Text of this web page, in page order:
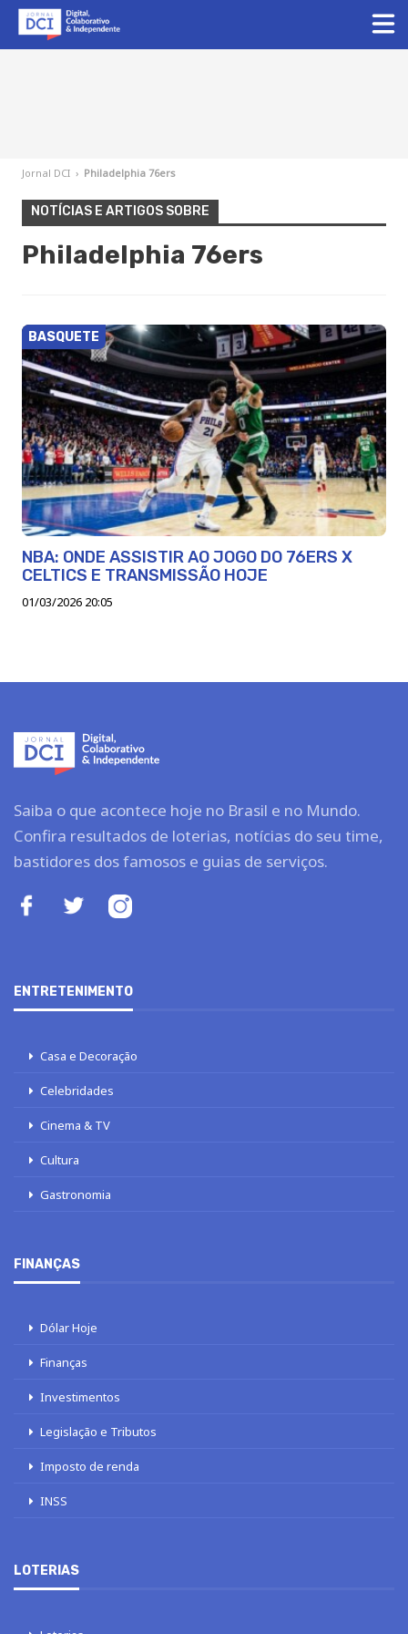
Jornal DCI › Philadelphia 76ers
NOTÍCIAS E ARTIGOS SOBRE
Philadelphia 76ers
BASQUETE
NBA: ONDE ASSISTIR AO JOGO DO 76ERS X
CELTICS E TRANSMISSÃO HOJE
01/03/2026 20:05
Saiba o que acontece hoje no Brasil e no Mundo.
Confira resultados de loterias, notícias do seu time,
bastidores dos famosos e guias de serviços.
ENTRETENIMENTO
Casa e Decoração
Celebridades
Cinema & TV
Cultura
Gastronomia
FINANÇAS
Dólar Hoje
Finanças
Investimentos
Legislação e Tributos
Imposto de renda
INSS
LOTERIAS